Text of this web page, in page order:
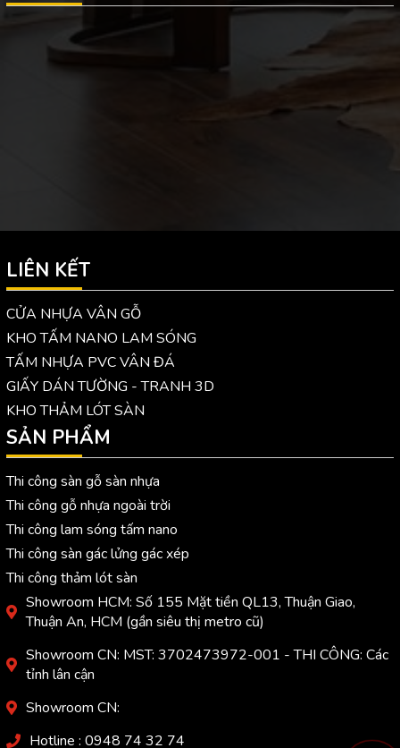
LIÊN KẾT
CỬA NHỰA VÂN GỖ
KHO TẤM NANO LAM SÓNG
TẤM NHỰA PVC VÂN ĐÁ
GIẤY DÁN TƯỜNG - TRANH 3D
KHO THẢM LÓT SÀN
SẢN PHẨM
Thi công sàn gỗ sàn nhựa
Thi công gỗ nhựa ngoài trời
Thi công lam sóng tấm nano
Thi công sàn gác lửng gác xép
Thi công thảm lót sàn
Showroom HCM: Số 155 Mặt tiền QL13, Thuận Giao,
Thuận An, HCM (gần siêu thị metro cũ)
Showroom CN: MST: 3702473972-001 - THI CÔNG: Các
tỉnh lân cận
Showroom CN:
Hotline : 0948 74 32 74